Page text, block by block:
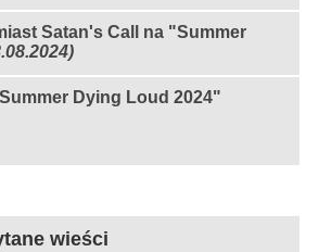
Satan's Call na "Summer
Dying Loud 2024"
wieści